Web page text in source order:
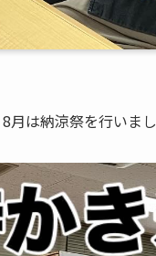
月は納涼祭を行いま